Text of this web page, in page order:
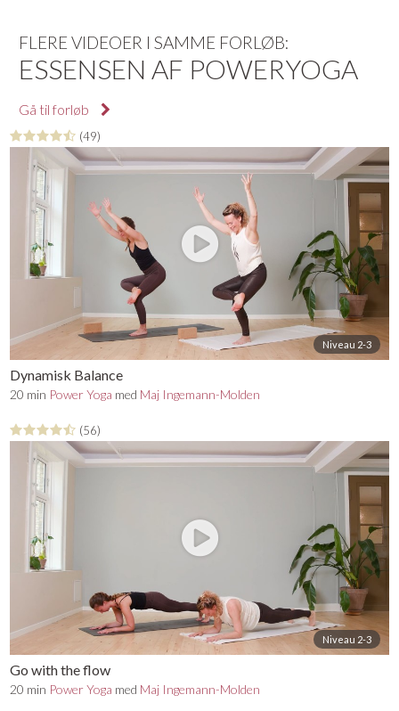
FLERE VIDEOER I SAMME FORLØB:
ESSENSEN AF POWERYOGA
Gå til forløb
(49)
Niveau 2-3
Dynamisk Balance
20 min Power Yoga med Maj Ingemann-Molden
(56)
Niveau 2-3
Go with the flow
20 min Power Yoga med Maj Ingemann-Molden